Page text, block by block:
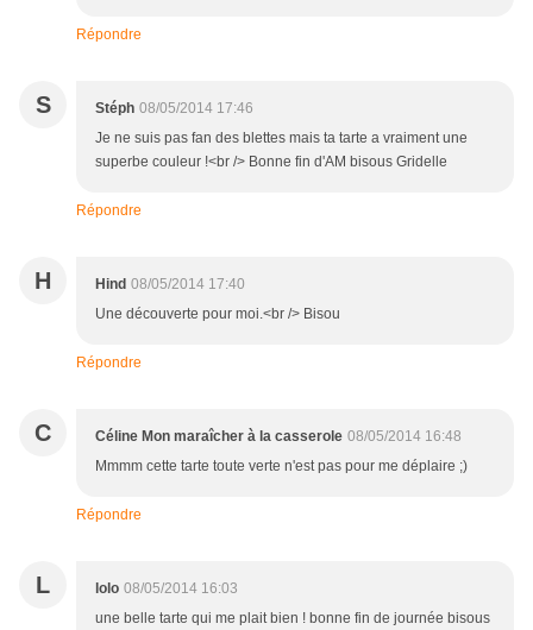
Répondre
S Stéph 08/05/2014 17:46
Je ne suis pas fan des blettes mais ta tarte a vraiment une
superbe couleur !<br /> Bonne fin d'AM bisous Gridelle
Répondre
H Hind 08/05/2014 17:40
Une découverte pour moi.<br /> Bisou
Répondre
C Céline Mon maraîcher à la casserole 08/05/2014 16:48
Mmmm cette tarte toute verte n'est pas pour me déplaire ;)
Répondre
L lolo 08/05/2014 16:03
une belle tarte qui me plait bien ! bonne fin de journée bisous